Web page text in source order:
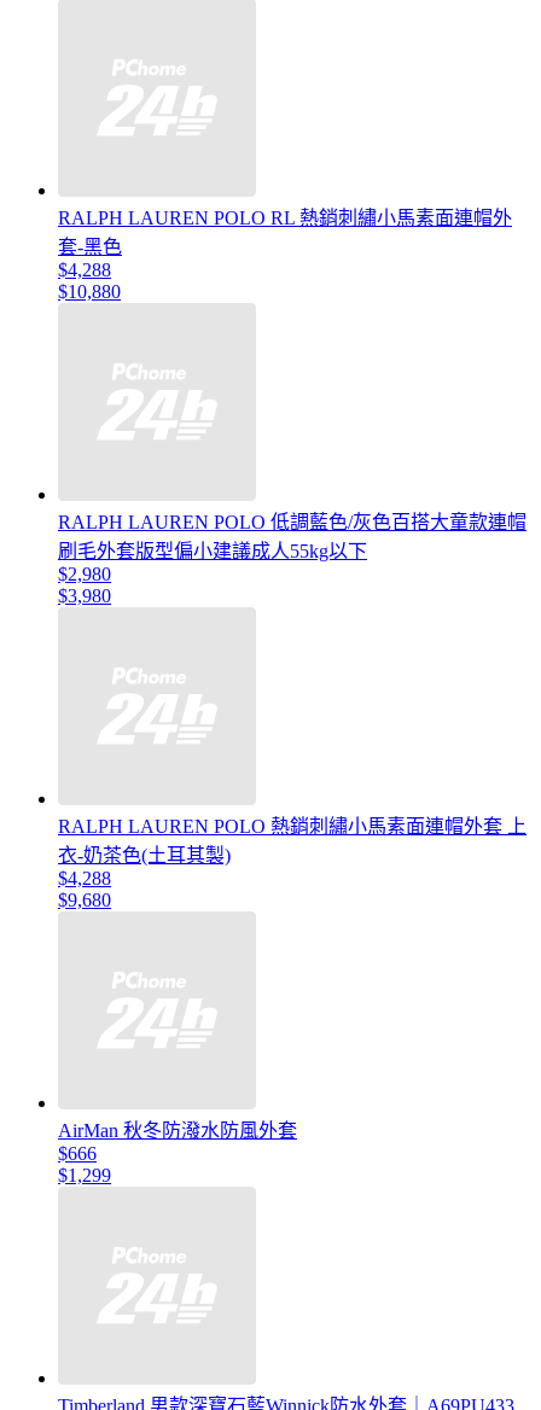
RALPH LAUREN POLO RL 熱銷刺繡小馬素面連帽外
套-黑色
$4,288
$10,880
RALPH LAUREN POLO 低調藍色/灰色百搭大童款連帽
刷毛外套版型偏小建議成人55kg以下
$2,980
$3,980
RALPH LAUREN POLO 熱銷刺繡小馬素面連帽外套 上
衣-奶茶色(土耳其製)
$4,288
$9,680
AirMan 秋冬防潑水防風外套
$666
$1,299